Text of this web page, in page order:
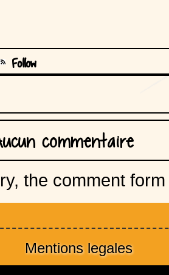
Follow
commentaire
the comment
Mentions legales